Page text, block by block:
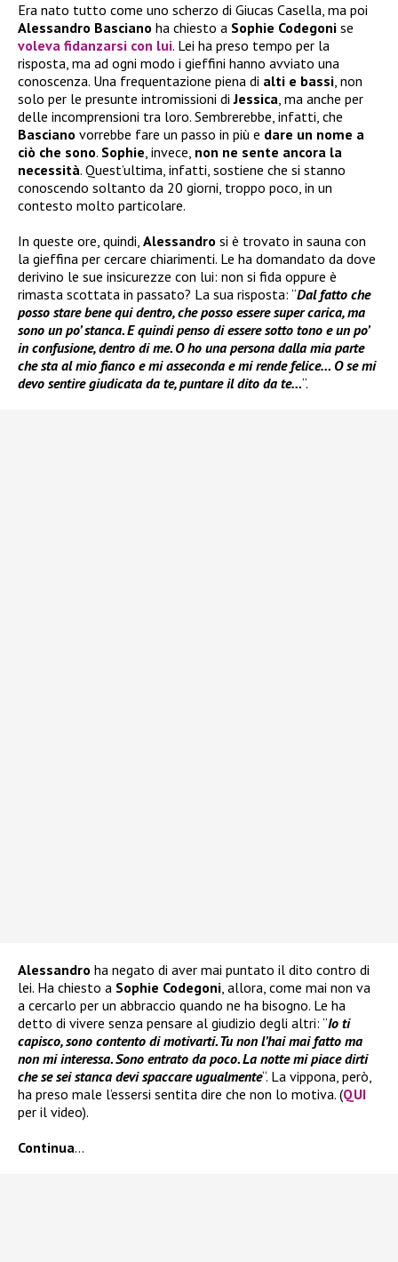
Era nato tutto come uno scherzo di Giucas Casella, ma poi
Alessandro Basciano ha chiesto a Sophie Codegoni se
voleva fidanzarsi con lui. Lei ha preso tempo per la
risposta, ma ad ogni modo i gieffini hanno avviato una
conoscenza. Una frequentazione piena di alti e bassi, non
solo per le presunte intromissioni diJessica, ma anche per
delle incomprensioni tra loro. Sembrerebbe, infatti, che
Basciano vorrebbe fare un passo in più e dare un nome a
ciò che sono. Sophie, invece, non ne sente ancora la
necessità. Quest’ultima, infatti, sostiene che si stanno
conoscendo soltanto da 20 giorni, troppo poco, in un
contesto molto particolare.
In queste ore, quindi, Alessandro si è trovato in sauna con
la gieffina per cercare chiarimenti. Le ha domandato da dove
derivino le sue insicurezze con lui: non si fida oppure è
rimasta scottata in passato? La sua risposta: “Dal fatto che
posso stare bene qui dentro, che posso essere super carica, ma
sono un po’ stanca. E quindi penso di essere sotto tono e un po’
in confusione, dentro di me. O ho una persona dalla mia parte
che sta al mio fianco e mi asseconda e mi rende felice… O se mi
devo sentire giudicata da te, puntare il dito da te…“.
Alessandro ha negato di aver mai puntato il dito contro di
lei. Ha chiesto a Sophie Codegoni, allora, come mai non va
a cercarlo per un abbraccio quando ne ha bisogno. Le ha
detto di vivere senza pensare al giudizio degli altri: “Io ti
capisco, sono contento di motivarti. Tu non l’hai mai fatto ma
non mi interessa. Sono entrato da poco. La notte mi piace dirti
che se sei stanca devi spaccare ugualmente“. La vippona, però,
ha preso male l’essersi sentita dire che non lo motiva. (QUI
per il video).
Continua…